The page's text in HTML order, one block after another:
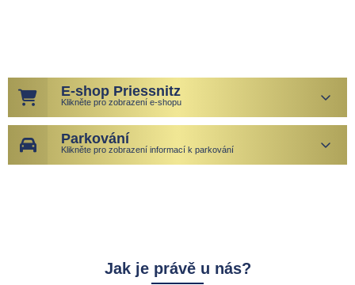
E-shop Priessnitz
Klikněte pro zobrazení e-shopu
Parkování
Klikněte pro zobrazení informací k parkování
Jak je právě u nás?